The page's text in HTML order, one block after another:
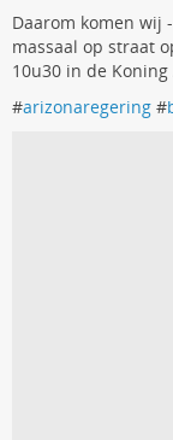
Daarom komen wij
massaal op straat
10u30 in de
#arizonaregering #